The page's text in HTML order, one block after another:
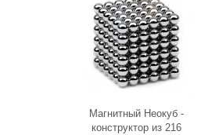
Магнитный Неокуб -
конструктор из 216